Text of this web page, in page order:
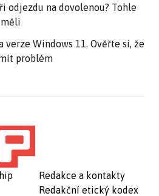
odjezdu na dovolenou? Tohle
měli
Windows 11. Ověřte si, že
problém
Redakce a kontakty
Redakční etický kodex